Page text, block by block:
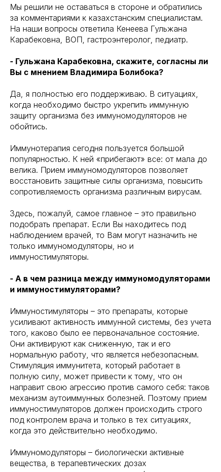
Мы решили не оставаться в стороне и обратились
за комментариями к казахстанским специалистам.
На наши вопросы ответила Кенеева Гульжана
Карабековна, ВОП, гастроэнтеролог, педиатр.
- Гульжана Карабековна, скажите, согласны ли
Вы с мнением Владимира Болибока?
Да, я полностью его поддерживаю. В ситуациях,
когда необходимо быстро укрепить иммунную
защиту организма без иммуномодуляторов не
обойтись.
Иммунотерапия сегодня пользуется большой
популярностью. К ней «прибегают» все: от мала до
велика. Прием иммуномодуляторов позволяет
восстановить защитные силы организма, повысить
сопротивляемость организма различным вирусам.
Здесь, пожалуй, самое главное – это правильно
подобрать препарат. Если Вы находитесь под
наблюдением врачей, то Вам могут назначить не
только иммуномодуляторы, но и
иммуностимуляторы.
- А в чем разница между иммуномодуляторами
и иммуностимуляторами?
Иммуностимуляторы – это препараты, которые
усиливают активность иммунной системы, без учета
того, каково было ее первоначальное состояние.
Они активируют как сниженную, так и его
нормальную работу, что является небезопасным.
Стимуляция иммунитета, который работает в
полную силу, может привести к тому, что он
направит свою агрессию против самого себя: таков
механизм аутоиммунных болезней. Поэтому прием
иммуностимуляторов должен происходить строго
под контролем врача и только в тех ситуациях,
когда это действительно необходимо.
Иммуномодуляторы – биологически активные
вещества, в терапевтических дозах